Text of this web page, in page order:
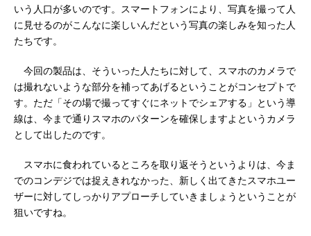
いう人口が多いのです。スマートフォンにより、写真を撮って人
に見せるのがこんなに楽しいんだという写真の楽しみを知った人
たちです。
今回の製品は、そういった人たちに対して、スマホのカメラで
は撮れないような部分を補ってあげるということがコンセプトで
す。ただ「その場で撮ってすぐにネットでシェアする」という導
線は、今まで通りスマホのパターンを確保しますよというカメラ
として出したのです。
スマホに食われているところを取り返そうというよりは、今ま
でのコンデジでは捉えきれなかった、新しく出てきたスマホユー
ザーに対してしっかりアプローチしていきましょうということが
狙いですね。